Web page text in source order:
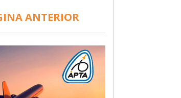
DE SEPELIOSTURISMO Y RECREACIÓN
ANTERIOR